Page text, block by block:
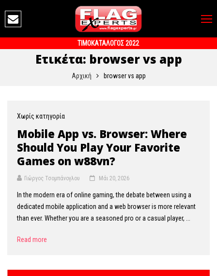
ΤΙΜΟΚΑΤΑΛΟΓΟΣ 2022
Ετικέτα: browser vs app
Αρχική browser vs app
Χωρίς κατηγορία
Mobile App vs. Browser: Where
Should You Play Your Favorite
Games on w88vn?
Γιώργος Τσομπάνογλου Μάι 20, 2026
In the modern era of online gaming, the debate between using a
dedicated mobile application and a web browser is more relevant
than ever. Whether you are a seasoned pro or a casual player, ...
Read more